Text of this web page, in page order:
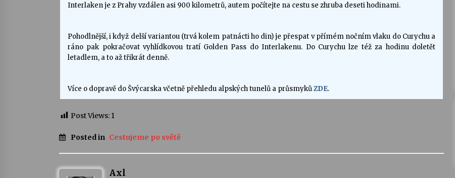
Interlaken je z Prahy vzdálen asi 900 kilometrů, autem počítejte na cestu se zhruba deseti hodinami.
Pohodlnější, i když delší variantou (trvá kolem patnácti ho din) je přespat v přímém nočním vlaku do Curychu a
ráno pak pokračovat vyhlídkovou tratí Golden Pass do Interlakenu. Do Curychu lze též za hodinu doletět
letadlem, a to až třikrát denně.
Více o dopravě do Švýcarska včetně přehledu alpských tunelů a průsmykůZDE.
Post Views: 1
Posted in Cestujeme po světě
Axl